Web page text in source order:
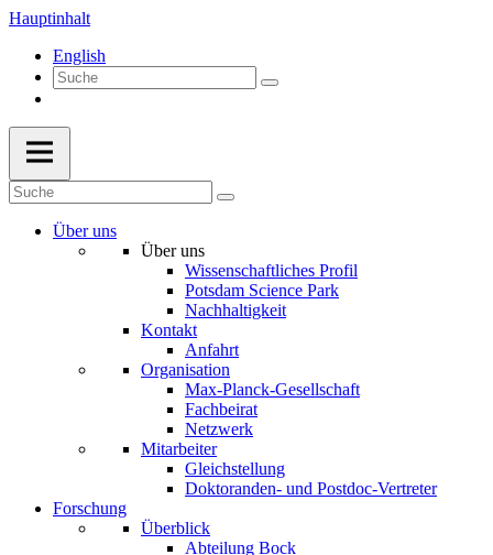
Hauptinhalt
English
Über uns
Über uns
Wissenschaftliches Profil
Potsdam Science Park
Nachhaltigkeit
Kontakt
Anfahrt
Organisation
Max-Planck-Gesellschaft
Fachbeirat
Netzwerk
Mitarbeiter
Gleichstellung
Doktoranden- und Postdoc-Vertreter
Forschung
Überblick
Abteilung Bock